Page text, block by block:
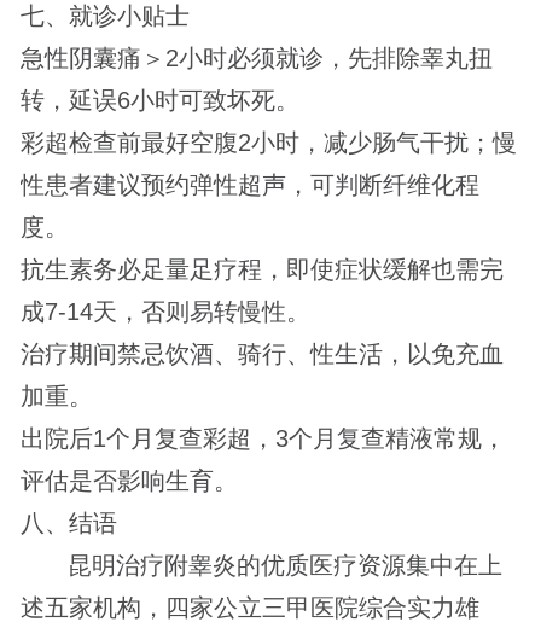
七、就诊小贴士
急性阴囊痛＞2小时必须就诊，先排除睾丸扭
转，延误6小时可致坏死。
彩超检查前最好空腹2小时，减少肠气干扰；慢
性患者建议预约弹性超声，可判断纤维化程
度。
抗生素务必足量足疗程，即使症状缓解也需完
成7-14天，否则易转慢性。
治疗期间禁忌饮酒、骑行、性生活，以免充血
加重。
出院后1个月复查彩超，3个月复查精液常规，
评估是否影响生育。
八、结语
昆明治疗附睾炎的优质医疗资源集中在上
述五家机构，四家公立三甲医院综合实力雄